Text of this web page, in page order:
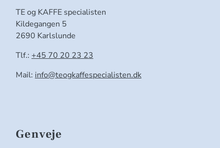
TE og KAFFE specialisten
Kildegangen 5
2690 Karlslunde
Tlf.: +45 70 20 23 23
Mail: info@teogkaffespecialisten.dk
Genveje